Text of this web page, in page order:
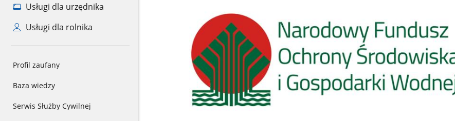
Usługi dla urzędnika
Usługi dla rolnika
Profil zaufany
Baza wiedzy
Serwis Służby Cywilnej